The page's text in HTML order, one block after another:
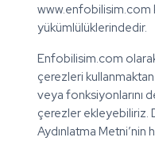
www.enfobilisim.com
yükümlülüklerindedir.
Enfobilisim.com
çerezleri
veya fonksiyonlarını
çerezler ekleyebiliriz.
Aydınlatma